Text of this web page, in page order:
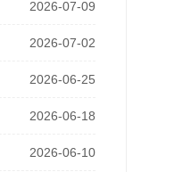
2026-07-09
2026-07-02
2026-06-25
2026-06-18
2026-06-10